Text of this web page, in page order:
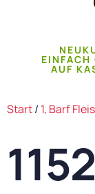
EINFACH
AUF
Start/ 1, Barf